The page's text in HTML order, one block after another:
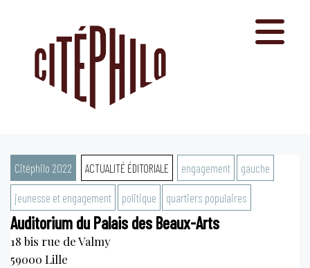
Citéphilo 2022 ACTUALITÉ ÉDITORIALE engagement gauche
jeunesse et engagement politique quartiers populaires
Auditorium du Palais des Beaux-Arts
18 bis rue de Valmy
59000 Lille